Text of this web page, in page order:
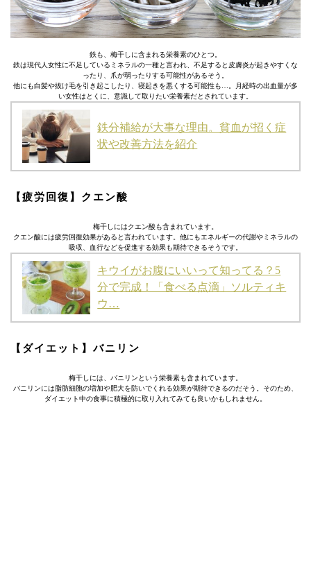
鉄も、梅干しに含まれる栄養素のひとつ。
鉄は現代人女性に不足しているミネラルの一種と言われ、不足すると皮膚炎が起きやすくな
ったり、爪が弱ったりする可能性があるそう。
他にも白髪や抜け毛を引き起こしたり、寝起きを悪くする可能性も…。月経時の出血量が多
い女性はとくに、意識して取りたい栄養素だとされています。
鉄分補給が大事な理由。貧血が招く症
状や改善方法を紹介
【疲労回復】クエン酸
梅干しにはクエン酸も含まれています。
クエン酸には疲労回復効果があると言われています。他にもエネルギーの代謝やミネラルの
吸収、血行などを促進する効果も期待できるそうです。
キウイがお腹にいいって知ってる？5
分で完成！「食べる点滴」ソルティキ
ウ…
【ダイエット】バニリン
梅干しには、バニリンという栄養素も含まれています。
バニリンには脂肪細胞の増加や肥大を防いでくれる効果が期待できるのだそう。そのため、
ダイエット中の食事に積極的に取り入れてみても良いかもしれません。